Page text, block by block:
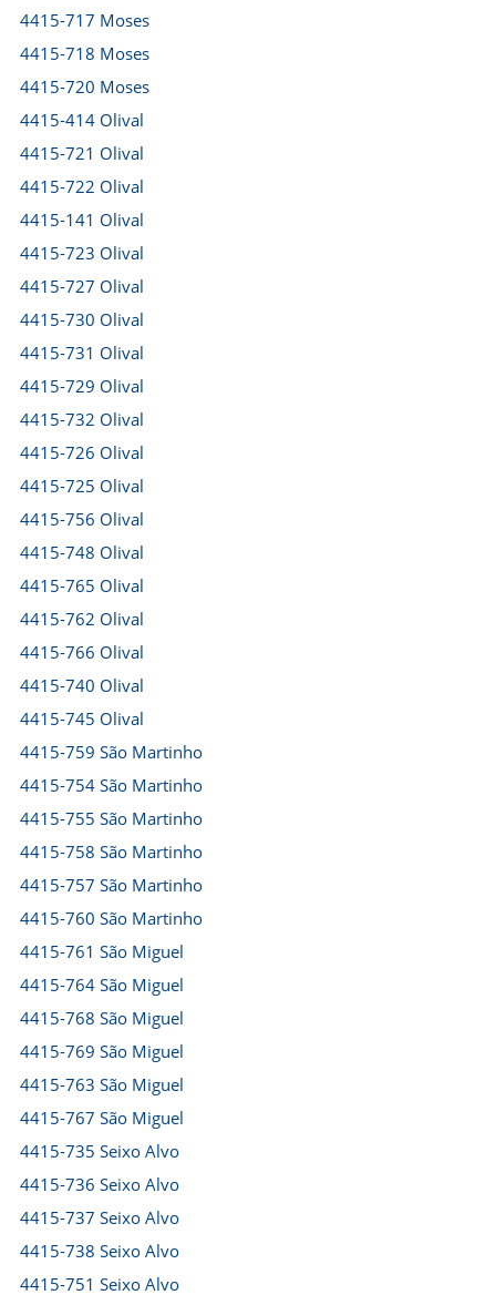
4415-717 Moses
4415-718 Moses
4415-720 Moses
4415-414 Olival
4415-721 Olival
4415-722 Olival
4415-141 Olival
4415-723 Olival
4415-727 Olival
4415-730 Olival
4415-731 Olival
4415-729 Olival
4415-732 Olival
4415-726 Olival
4415-725 Olival
4415-756 Olival
4415-748 Olival
4415-765 Olival
4415-762 Olival
4415-766 Olival
4415-740 Olival
4415-745 Olival
4415-759 São Martinho
4415-754 São Martinho
4415-755 São Martinho
4415-758 São Martinho
4415-757 São Martinho
4415-760 São Martinho
4415-761 São Miguel
4415-764 São Miguel
4415-768 São Miguel
4415-769 São Miguel
4415-763 São Miguel
4415-767 São Miguel
4415-735 Seixo Alvo
4415-736 Seixo Alvo
4415-737 Seixo Alvo
4415-738 Seixo Alvo
4415-751 Seixo Alvo